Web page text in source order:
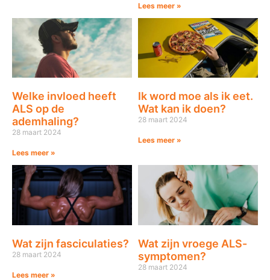
Lees meer »
Welke invloed heeft
ALS op de
ademhaling?
28 maart 2024
Lees meer »
Ik word moe als ik eet.
Wat kan ik doen?
28 maart 2024
Lees meer »
Wat zijn fasciculaties?
28 maart 2024
Lees meer »
Wat zijn vroege ALS-
symptomen?
28 maart 2024